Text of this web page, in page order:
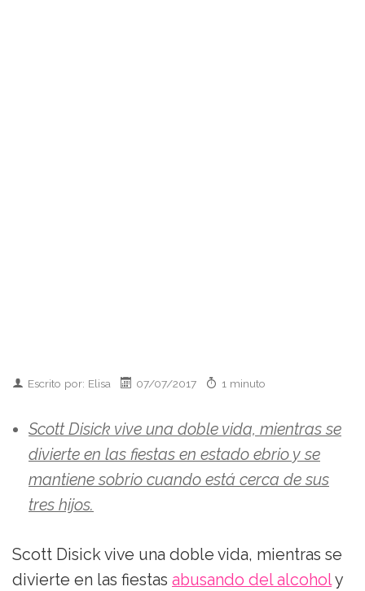
Escrito por: Elisa 07/07/2017 1 minuto
Scott Disick vive una doble vida, mientras se
divierte en las fiestas en estado ebrio y se
mantiene sobrio cuando está cerca de sus
tres hijos.
Scott Disick vive una doble vida, mientras se
divierte en las fiestas abusando del alcoholy